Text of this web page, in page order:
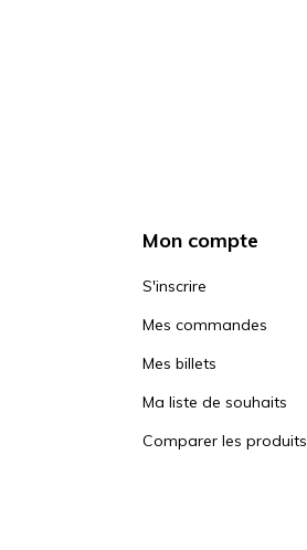
Mon compte
S'inscrire
Mes commandes
Mes billets
Ma liste de souhaits
Comparer les produits